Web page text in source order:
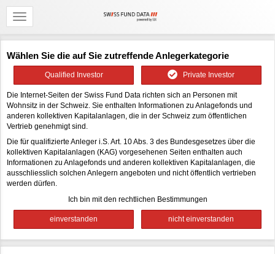
Wählen Sie die auf Sie zutreffende Anlegerkategorie
Qualified Investor Private Investor
Die Internet-Seiten der Swiss Fund Data richten sich an Personen mit
Wohnsitz in der Schweiz. Sie enthalten Informationen zu Anlagefonds und
anderen kollektiven Kapitalanlagen, die in der Schweiz zum öffentlichen
Vertrieb genehmigt sind.
Die für qualifizierte Anleger i.S. Art. 10 Abs. 3 des Bundesgesetzes über die
kollektiven Kapitalanlagen (KAG) vorgesehenen Seiten enthalten auch
Informationen zu Anlagefonds und anderen kollektiven Kapitalanlagen, die
ausschliesslich solchen Anlegern angeboten und nicht öffentlich vertrieben
werden dürfen.
Ich bin mit den rechtlichen Bestimmungen